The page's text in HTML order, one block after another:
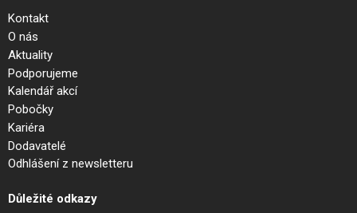
Kontakt
O nás
Aktuality
Podporujeme
Kalendář akcí
Pobočky
Kariéra
Dodavatelé
Odhlášení z newsletteru
Důležité odkazy